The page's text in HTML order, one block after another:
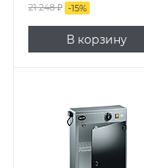
21 248₽ -15%
В корзину
15 шт.; 220 В